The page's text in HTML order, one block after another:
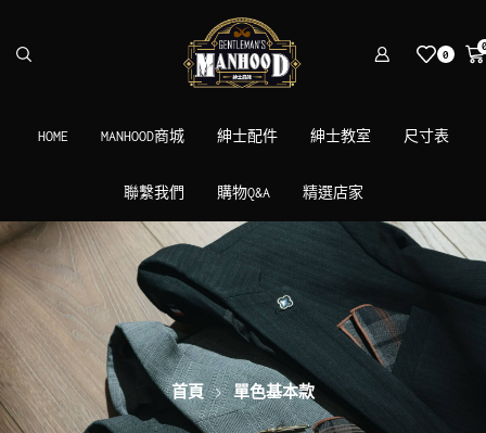
0
HOME MANHOOD商城 紳士配件 紳士教室 尺寸表
聯繫我們 購物Q&A 精選店家
首頁 單色基本款